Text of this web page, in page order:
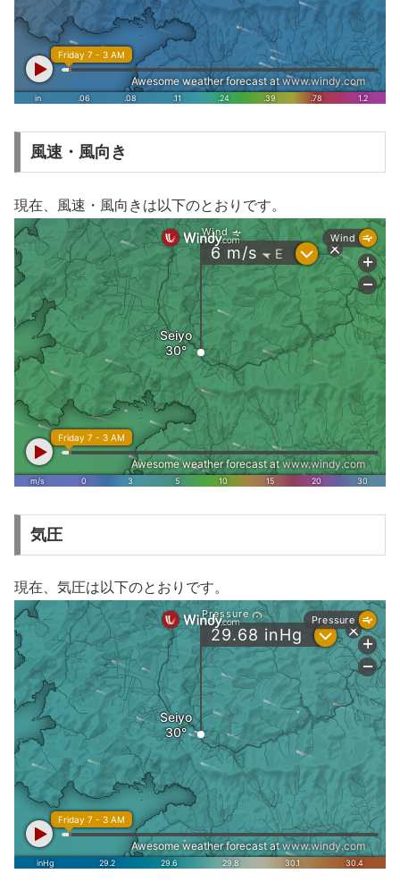
風速・風向き
現在、風速・風向きは以下のとおりです。
気圧
現在、気圧は以下のとおりです。